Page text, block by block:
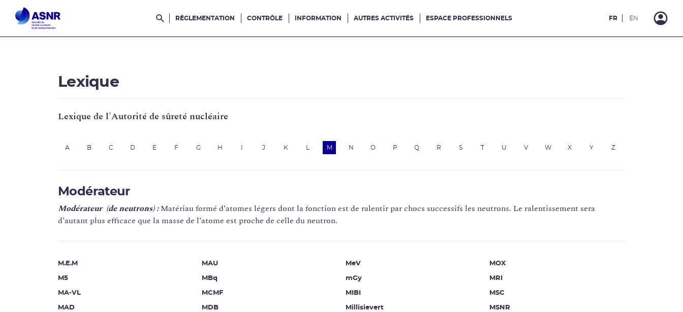
Rechercher dans le site
RÉGLEMENTATION CONTRÔLE INFORMATION AUTRES ACTIVITÉS ESPACE PROFESSIONNELS FR EN
Lexique
Lexique de l'Autorité de sûreté nucléaire
A B C D E F G H J K M N O P Q R S T U V W X Y Z
Modérateur
Modérateur (de neutrons) : Matériau formé d’atomes légers dont la fonction est de ralentir par chocs successifs les neutrons. Le ralentissement sera
d’autant plus efficace que la masse de l’atome est proche de celle du neutron.
M.E.M
M5
MA-VL
MAD
MAU
MBq
MCMF
MDB
MeV
mGy
MIBI
Millisievert
MOX
MRI
MSC
MSNR